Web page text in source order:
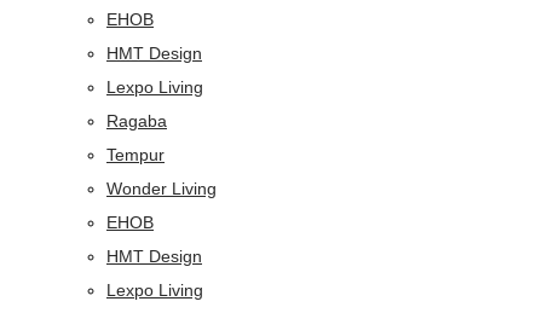
EHOB
HMT Design
Lexpo Living
Ragaba
Tempur
Wonder Living
EHOB
HMT Design
Lexpo Living